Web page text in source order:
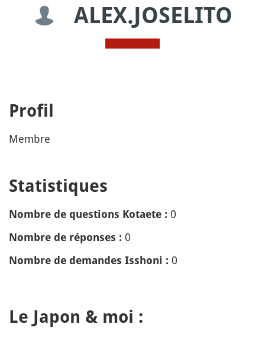
ALEX.JOSELITO
Profil
Membre
Statistiques
Nombre de questions Kotaete : 0
Nombre de réponses : 0
Nombre de demandes Isshoni : 0
Le Japon & moi :